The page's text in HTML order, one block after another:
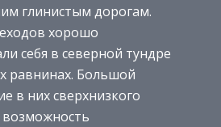
глинистым дорогам.
хорошо
себя в северной тундре
равнинах. Большой
в них сверхнизкого